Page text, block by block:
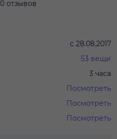
0 отзывов
с 28.08.2017
53 вещи
3 часа
Посмотреть
Посмотреть
Посмотреть